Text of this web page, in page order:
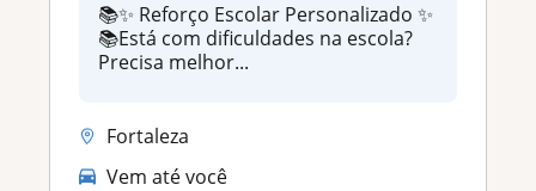
📚✨ Reforço Escolar Personalizado ✨
📚Está com dificuldades na escola?
Precisa melhor...
Fortaleza
Vem até você